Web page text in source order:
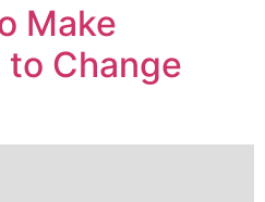
Make
to Change